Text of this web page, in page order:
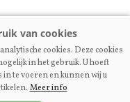
Engel
fokcommissie
aan fokkers’
cookies. Deze cookies
in het gebruik. U hoeft
te voeren en kunnen wij u
Meer info